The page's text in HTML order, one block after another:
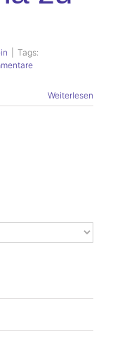
Tags:
Weiterlesen